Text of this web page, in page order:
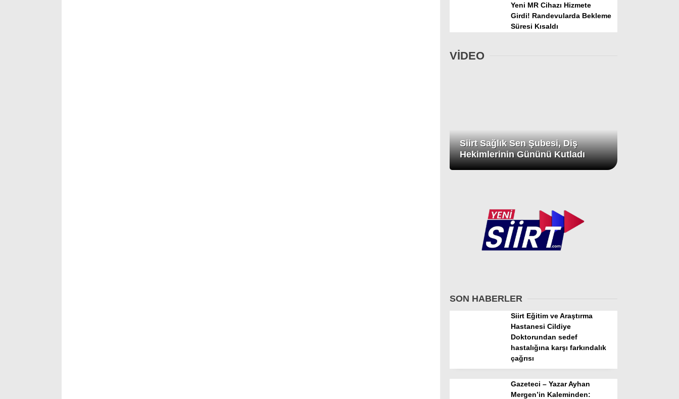
Yeni MR Cihazı Hizmete
Girdi! Randevularda Bekleme
Süresi Kısaldı
VİDEO
Siirt Sağlık Sen Şubesi, Diş
Hekimlerinin Gününü Kutladı
SON HABERLER
Siirt Eğitim ve Araştırma
Hastanesi Cildiye
Doktorundan sedef
hastalığına karşı farkındalık
çağrısı
Gazeteci – Yazar Ayhan
Mergen’in Kaleminden: